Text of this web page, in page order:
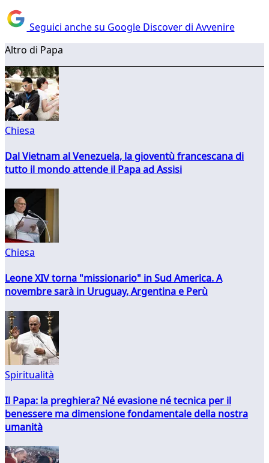
Seguici anche su Google Discover di Avvenire
Altro di Papa
Chiesa
Dal Vietnam al Venezuela, la gioventù francescana di
tutto il mondo attende il Papa ad Assisi
Chiesa
Leone XIV torna "missionario" in Sud America. A
novembre sarà in Uruguay, Argentina e Perù
Spiritualità
Il Papa: la preghiera? Né evasione né tecnica per il
benessere ma dimensione fondamentale della nostra
umanità